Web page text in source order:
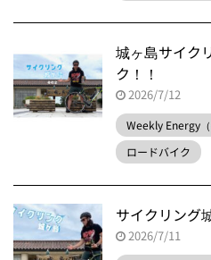
城ヶ島サイク
ク！！
2026/7/12
Weekly Energy
ロードバイク
サイクリング
2026/7/11